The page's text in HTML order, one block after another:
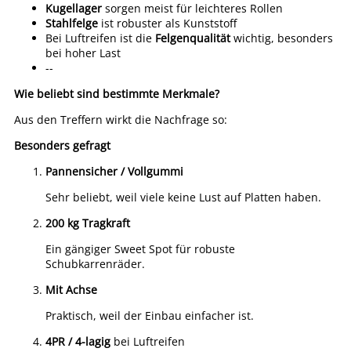
Kugellager sorgen meist für leichteres Rollen
Stahlfelge ist robuster als Kunststoff
Bei Luftreifen ist die Felgenqualitätwichtig, besonders
bei hoher Last
--
Wie beliebt sind bestimmte Merkmale?
Aus den Treffern wirkt die Nachfrage so:
Besonders gefragt
Pannensicher / Vollgummi
Sehr beliebt, weil viele keine Lust auf Platten haben.
200 kg Tragkraft
Ein gängiger Sweet Spot für robuste
Schubkarrenräder.
Mit Achse
Praktisch, weil der Einbau einfacher ist.
4PR / 4-lagig bei Luftreifen